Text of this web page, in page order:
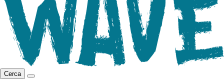
Cerca